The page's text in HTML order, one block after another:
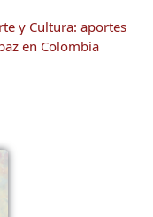
y Cultura: aportes
en Colombia